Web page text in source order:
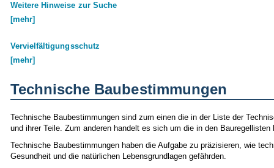
Weitere Hinweise zur Suche
[mehr]
Vervielfältigungsschutz
[mehr]
Technische Baubestimmungen
Technische Baubestimmungen sind zum einen die in der Liste der
und ihrer Teile. Zum anderen handelt es sich um die in den
Technische Baubestimmungen haben die Aufgabe zu präzisieren, wie
Gesundheit und die natürlichen Lebensgrundlagen gefährden.